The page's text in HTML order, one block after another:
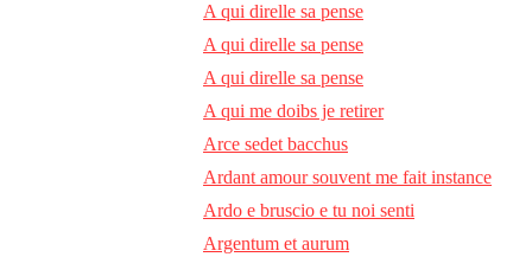
A qui direlle sa pense
A qui direlle sa pense
A qui direlle sa pense
A qui me doibs je retirer
Arce sedet bacchus
Ardant amour souvent me fait instance
Ardo e bruscio e tu noi senti
Argentum et aurum